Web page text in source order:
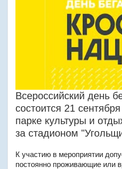
Всероссийский день
состоится 21
парке культуры и
за стадионом
К участию в мероприятии
постоянно проживающие или